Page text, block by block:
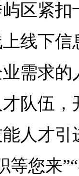
区紧
线下
需求
队伍
人才引
等您来